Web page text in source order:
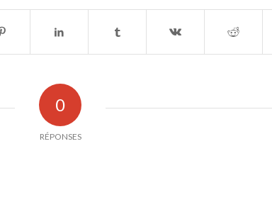
0
RÉPONSES